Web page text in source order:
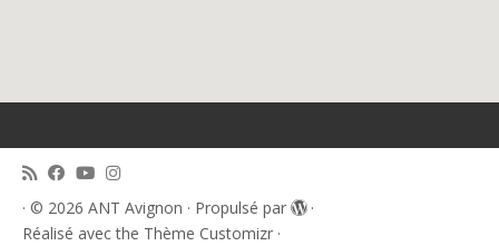
· © 2026 ANT Avignon · Propulsé par
·
Réalisé avec the Thème Customizr ·